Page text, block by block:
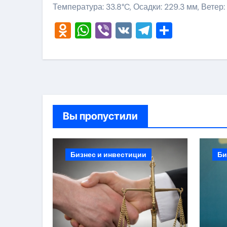
Температура: 33.8°C, Осадки: 229.3 мм,
Odnoklassniki
WhatsApp
Viber
VKTelegram
Вы пропустили
Бизнес и инвестиции